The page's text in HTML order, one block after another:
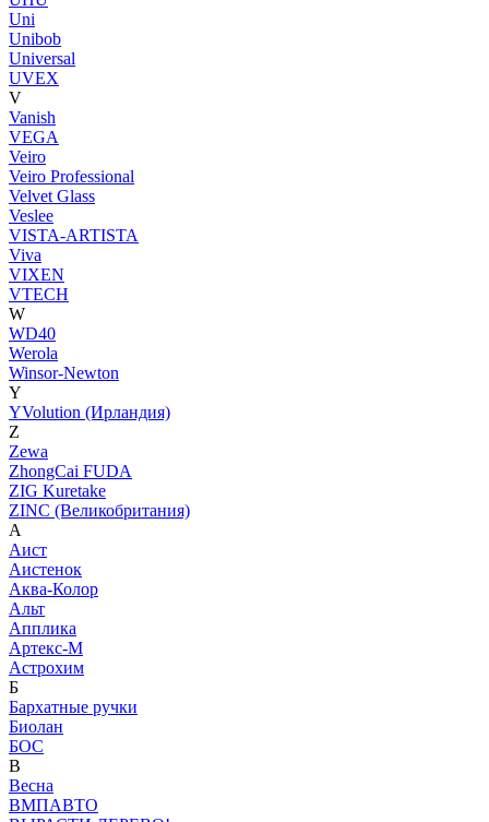
Uni
Unibob
Universal
UVEX
V
Vanish
VEGA
Veiro
Veiro Professional
Velvet Glass
Veslee
VISTA-ARTISTA
Viva
VIXEN
VTECH
W
WD40
Werola
Winsor-Newton
Y
YVolution (Ирландия)
Z
Zewa
ZhongCai FUDA
ZIG Kuretake
ZINC (Великобритания)
А
Аист
Аистенок
Аква-Колор
Альт
Апплика
Артекс-М
Астрохим
Б
Бархатные ручки
Биолан
БОС
В
Весна
ВМПАВТО